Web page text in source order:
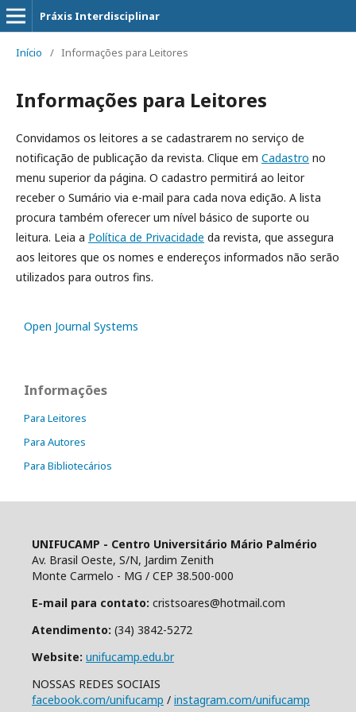
Práxis Interdisciplinar
Início / Informações para Leitores
Informações para Leitores
Convidamos os leitores a se cadastrarem no serviço de
notificação de publicação da revista. Clique em Cadastro no
menu superior da página. O cadastro permitirá ao leitor
receber o Sumário via e-mail para cada nova edição. A lista
procura também oferecer um nível básico de suporte ou
leitura. Leia a Política de Privacidade da revista, que assegura
aos leitores que os nomes e endereços informados não serão
utilizados para outros fins.
Open Journal Systems
Informações
Para Leitores
Para Autores
Para Bibliotecários
UNIFUCAMP - Centro Universitário Mário Palmério
Av. Brasil Oeste, S/N, Jardim Zenith
Monte Carmelo - MG / CEP 38.500-000
E-mail para contato: cristsoares@hotmail.com
Atendimento: (34) 3842-5272
Website: unifucamp.edu.br
NOSSAS REDES SOCIAIS
facebook.com/unifucamp / instagram.com/unifucamp